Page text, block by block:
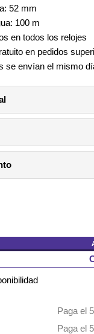
52 mm
100 m
en todos los relojes
en pedidos
se envían el mismo
Paga el
Paga el